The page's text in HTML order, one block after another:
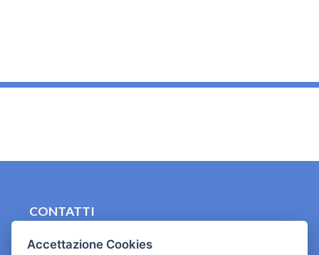
CONTATTI
Accettazione Cookies